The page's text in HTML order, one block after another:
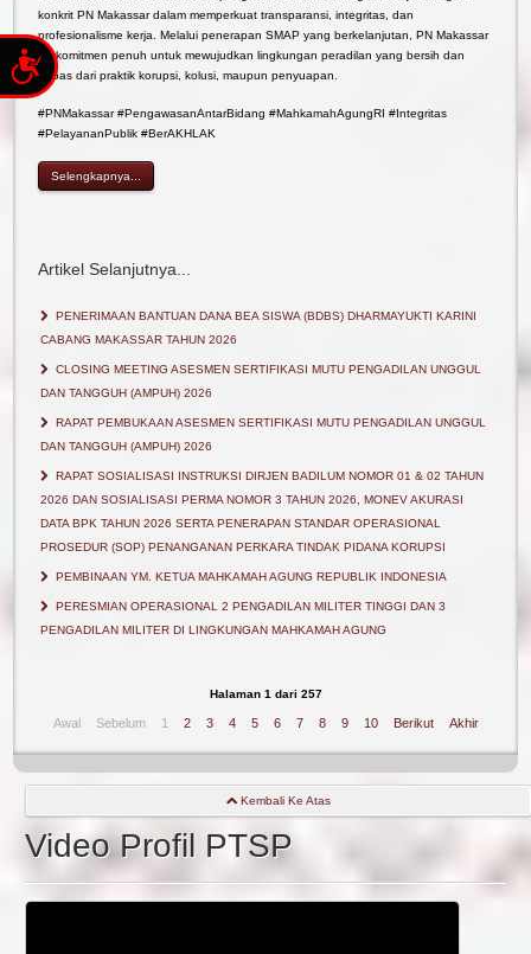
Accessibility
konkrit PN Makassar dalam memperkuat transparansi, integritas, dan
profesionalisme kerja. Melalui penerapan SMAP yang berkelanjutan, PN Makassar
berkomitmen penuh untuk mewujudkan lingkungan peradilan yang bersih dan
bebas dari praktik korupsi, kolusi, maupun penyuapan.
#PNMakassar #PengawasanAntarBidang #MahkamahAgungRI #Integritas
#PelayananPublik #BerAKHLAK
Selengkapnya...
Artikel Selanjutnya...
PENERIMAAN BANTUAN DANA BEA SISWA (BDBS) DHARMAYUKTI KARINI
CABANG MAKASSAR TAHUN 2026
CLOSING MEETING ASESMEN SERTIFIKASI MUTU PENGADILAN UNGGUL
DAN TANGGUH (AMPUH) 2026
RAPAT PEMBUKAAN ASESMEN SERTIFIKASI MUTU PENGADILAN UNGGUL
DAN TANGGUH (AMPUH) 2026
RAPAT SOSIALISASI INSTRUKSI DIRJEN BADILUM NOMOR 01 & 02 TAHUN
2026 DAN SOSIALISASI PERMA NOMOR 3 TAHUN 2026, MONEV AKURASI
DATA BPK TAHUN 2026 SERTA PENERAPAN STANDAR OPERASIONAL
PROSEDUR (SOP) PENANGANAN PERKARA TINDAK PIDANA KORUPSI
PEMBINAAN YM. KETUA MAHKAMAH AGUNG REPUBLIK INDONESIA
PERESMIAN OPERASIONAL 2 PENGADILAN MILITER TINGGI DAN 3
PENGADILAN MILITER DI LINGKUNGAN MAHKAMAH AGUNG
Halaman 1 dari 257
Awal Sebelum 1 2 3 4 5 6 7 8 9 10 Berikut Akhir
Kembali Ke Atas
Video Profil PTSP